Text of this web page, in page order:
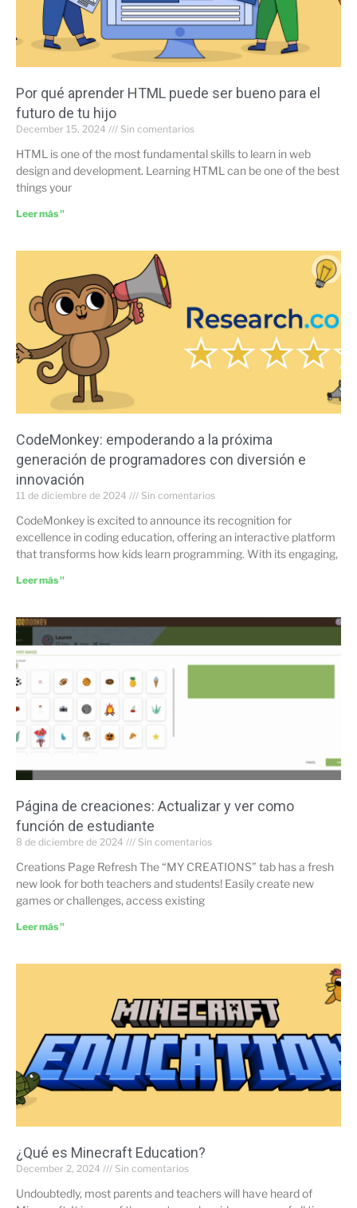
Por qué aprender HTML puede ser bueno para el
futuro de tu hijo
December 15, 2024 Sin comentarios
HTML is one of the most fundamental skills to learn in web
design and development. Learning HTML can be one of the best
things your
Leer más "
CodeMonkey: empoderando a la próxima
generación de programadores con diversión e
innovación
11 de diciembre de 2024 Sin comentarios
CodeMonkey is excited to announce its recognition for
excellence in coding education, offering an interactive platform
that transforms how kids learn programming. With its engaging,
Leer más "
Página de creaciones: Actualizar y ver como
función de estudiante
8 de diciembre de 2024 Sin comentarios
Creations Page Refresh The “MY CREATIONS” tab has a fresh
new look for both teachers and students! Easily create new
games or challenges, access existing
Leer más "
¿Qué es Minecraft Education?
December 2, 2024 Sin comentarios
Undoubtedly, most parents and teachers will have heard of